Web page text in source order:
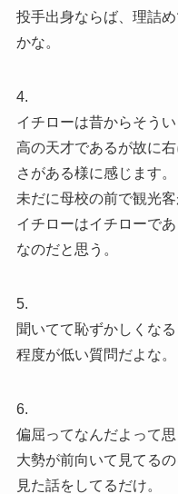
投手出身ならば、理詰
かな。
4.
イチローは昔からそう
高の天才であるが故に
さがある様に感じます。
未だに母校の前で観光
イチローはイチローで
なのだと思う。
5.
聞いてて恥ずかしくなる
程度が低い質問だよな。
6.
偏屈ってなんだよって思
大勢が前向いて見てる
見た話をしてるだけ。